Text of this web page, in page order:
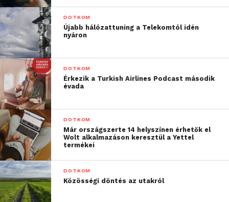
DOTKOM
Újabb hálózattuning a Telekomtól idén
nyáron
DOTKOM
Érkezik a Turkish Airlines Podcast második
évada
DOTKOM
Már országszerte 14 helyszínen érhetők el
Wolt alkalmazáson keresztül a Yettel
termékei
DOTKOM
Közösségi döntés az utakról